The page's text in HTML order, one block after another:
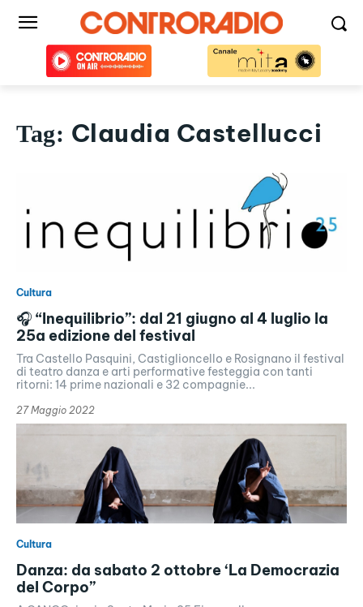
Tag: Claudia Castellucci
Cultura
🎧 “Inequilibrio”: dal 21 giugno al 4 luglio la
25a edizione del festival
Tra Castello Pasquini, Castiglioncello e Rosignano il festival
di teatro danza e arti performative festeggia con tanti
ritorni: 14 prime nazionali e 32 compagnie...
27 Maggio 2022
Cultura
Danza: da sabato 2 ottobre ‘La Democrazia
del Corpo”